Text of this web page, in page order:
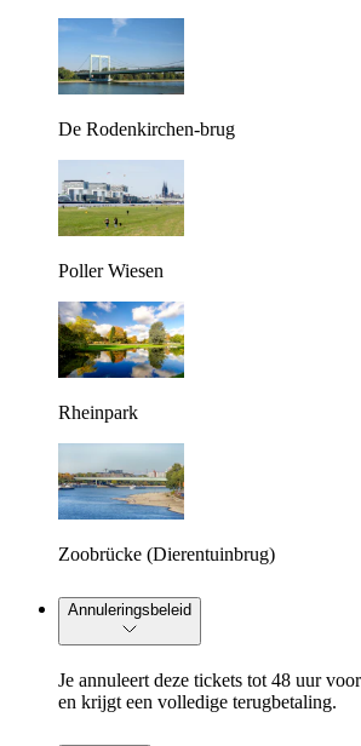
De Rodenkirchen-brug
Poller Wiesen
Rheinpark
Zoobrücke (Dierentuinbrug)
Annuleringsbeleid
Je annuleert deze tickets tot 48 uur
en krijgt een volledige terugbetaling.